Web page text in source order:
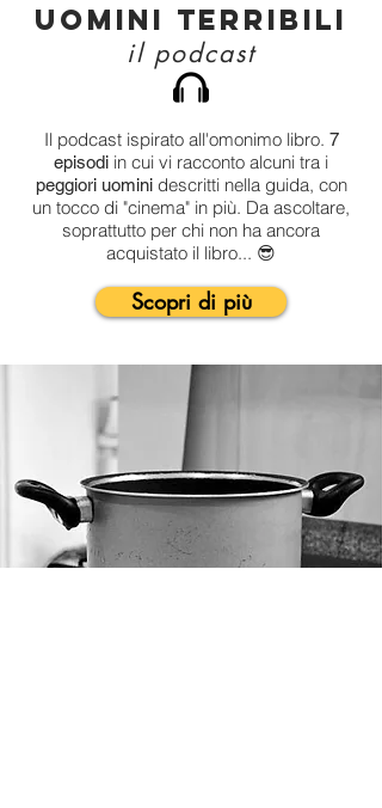
uomini terribili
il podcast
Il podcast ispirato all'omonimo libro. 7
episodi in cui vi racconto alcuni tra i
peggiori uominidescritti nella guida, con
un tocco di "cinema" in più. Da ascoltare,
soprattutto per chi non ha ancora
acquistato il libro... 😎
Scopri di più